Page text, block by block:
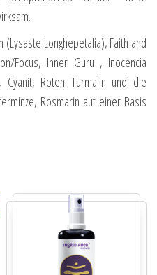
(Lysaste Longhepetalia), Faith and
Focus, Inner Guru , Inocencia
Roten Turmalin und die
Rosmarin auf einer Basis